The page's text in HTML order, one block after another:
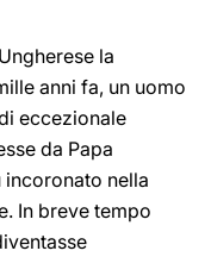
la
anni fa, un uomo
eccezionale
da Papa
nella
In breve tempo